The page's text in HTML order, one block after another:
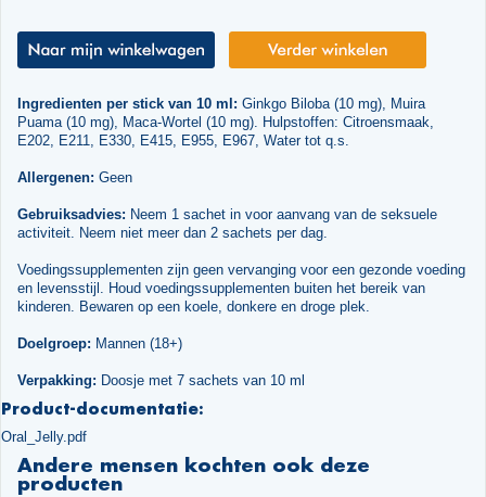
Ingredienten per stick van 10 ml: Ginkgo Biloba (10 mg), Muira
Puama (10 mg), Maca-Wortel (10 mg). Hulpstoffen: Citroensmaak,
E202, E211, E330, E415, E955, E967, Water tot q.s.
Allergenen: Geen
Gebruiksadvies: Neem 1 sachet in voor aanvang van de seksuele
activiteit. Neem niet meer dan 2 sachets per dag.
Voedingssupplementen zijn geen vervanging voor een gezonde voeding
en levensstijl. Houd voedingssupplementen buiten het bereik van
kinderen. Bewaren op een koele, donkere en droge plek.
Doelgroep: Mannen (18+)
Verpakking: Doosje met 7 sachets van 10 ml
Product-documentatie:
Oral_Jelly.pdf
Andere mensen kochten ook deze
producten